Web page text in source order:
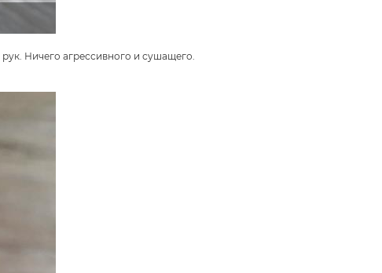
Ничего агрессивного и сушащего.